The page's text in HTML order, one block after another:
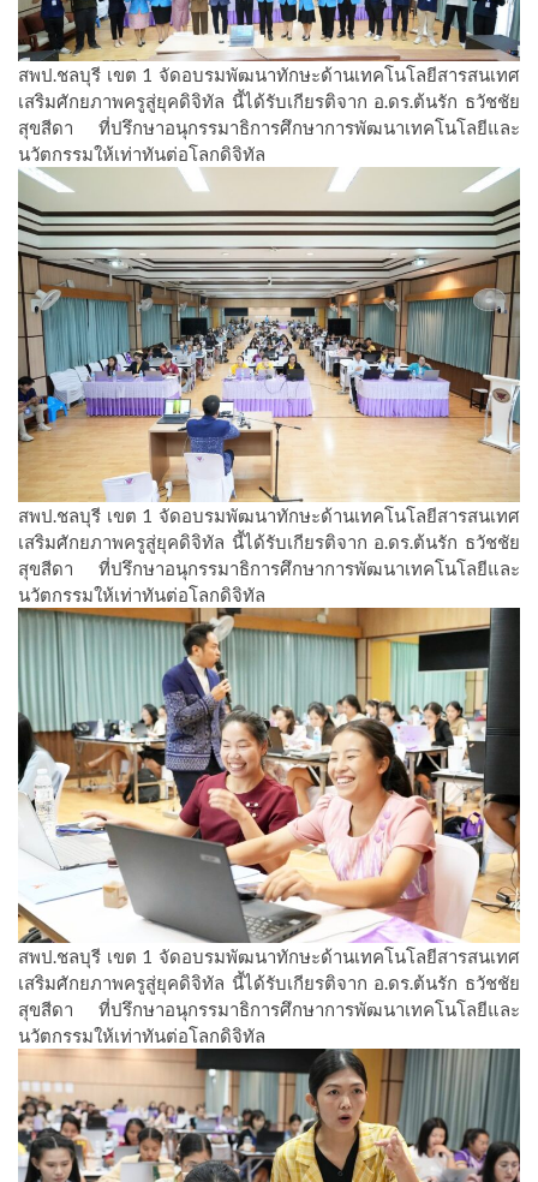
สพป.ชลบุรี เขต 1 จัดอบรมพัฒนาทักษะด้านเทคโนโลยีสารสนเทศ
เสริมศักยภาพครูสู่ยุคดิจิทัล นี้ได้รับเกียรติจาก อ.ดร.ต้นรัก ธวัชชัย
สุขสีดา ที่ปรึกษาอนุกรรมาธิการศึกษาการพัฒนาเทคโนโลยีและ
นวัตกรรมให้เท่าทันต่อโลกดิจิทัล
สพป.ชลบุรี เขต 1 จัดอบรมพัฒนาทักษะด้านเทคโนโลยีสารสนเทศ
เสริมศักยภาพครูสู่ยุคดิจิทัล นี้ได้รับเกียรติจาก อ.ดร.ต้นรัก ธวัชชัย
สุขสีดา ที่ปรึกษาอนุกรรมาธิการศึกษาการพัฒนาเทคโนโลยีและ
นวัตกรรมให้เท่าทันต่อโลกดิจิทัล
สพป.ชลบุรี เขต 1 จัดอบรมพัฒนาทักษะด้านเทคโนโลยีสารสนเทศ
เสริมศักยภาพครูสู่ยุคดิจิทัล นี้ได้รับเกียรติจาก อ.ดร.ต้นรัก ธวัชชัย
สุขสีดา ที่ปรึกษาอนุกรรมาธิการศึกษาการพัฒนาเทคโนโลยีและ
นวัตกรรมให้เท่าทันต่อโลกดิจิทัล